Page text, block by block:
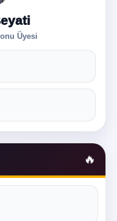
Üyesi
🔥